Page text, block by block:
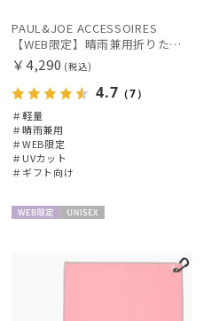
PAUL&JOE ACCESSOIRES
【WEB限定】晴雨兼用折りたたみ日傘 ポール&ジョー(PAUL & JOE ACCESSOIRES)クリザンテーム/バイカラー 雨の日OK 一級遮光99.99% 遮熱 簡単開閉 UV 晴雨兼用 可愛い
￥4,290 (税込)
4.7 （7）
＃軽量
＃晴雨兼用
＃WEB限定
＃UVカット
＃ギフト向け